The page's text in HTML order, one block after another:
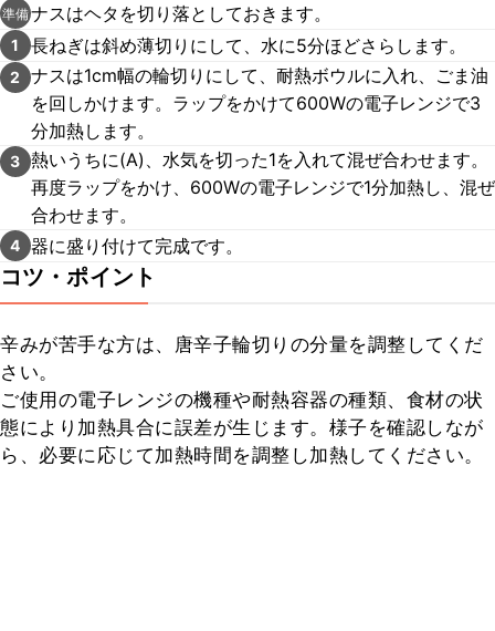
準備ナスはヘタを切り落としておきます。
1 長ねぎは斜め薄切りにして、水に5分ほどさらします。
2
ナスは1cm幅の輪切りにして、耐熱ボウルに入れ、ごま油
を回しかけます。ラップをかけて600Wの電子レンジで3
分加熱します。
3 熱いうちに(A)、水気を切った1を入れて混ぜ合わせます。
再度ラップをかけ、600Wの電子レンジで1分加熱し、混ぜ
合わせます。
4 器に盛り付けて完成です。
コツ・ポイント
辛みが苦手な方は、唐辛子輪切りの分量を調整してくだ
さい。
ご使用の電子レンジの機種や耐熱容器の種類、食材の状
態により加熱具合に誤差が生じます。様子を確認しなが
ら、必要に応じて加熱時間を調整し加熱してください。